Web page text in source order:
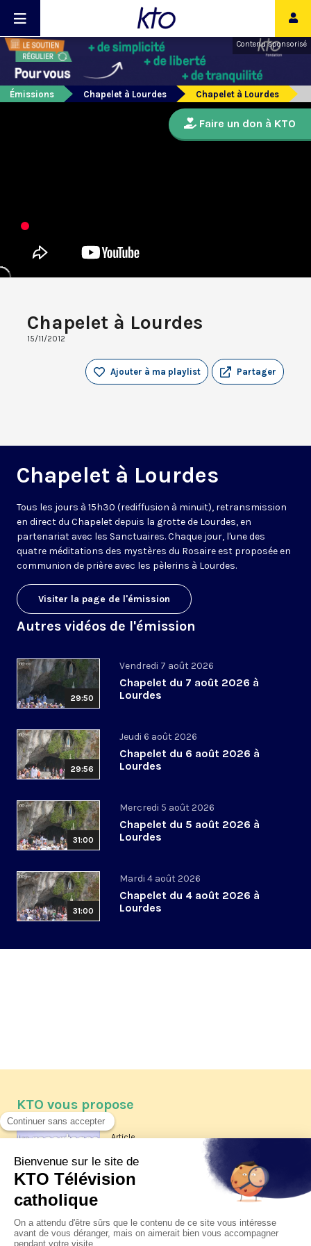
Contenu sponsorisé
Émissions Chapelet à Lourdes Chapelet à Lourdes
Chapelet à Lourdes
15/11/2012
Partager
Ajouter à ma playlist
Chapelet à Lourdes
Tous les jours à 15h30 (rediffusion à minuit), retransmission
en direct du Chapelet depuis la grotte de Lourdes, en
partenariat avec les Sanctuaires. Chaque jour, l'une des
quatre méditations des mystères du Rosaire est proposée en
communion de prière avec les pèlerins à Lourdes.
Visiter la page de l'émission
Autres vidéos de l'émission
29:50
Vendredi 7 août 2026
Chapelet du 7 août 2026 à
Lourdes
29:56
Jeudi 6 août 2026
Chapelet du 6 août 2026 à
Lourdes
31:00
Mercredi 5 août 2026
Chapelet du 5 août 2026 à
Lourdes
31:00
Mardi 4 août 2026
Chapelet du 4 août 2026 à
Lourdes
Faire un don à KTO
KTO vous propose
Article
Les reportages d'été 2026 de KTO
La visite pastorale du pape Léon
XIV à Assise à suivre sur KTO le
jeudi 6 août